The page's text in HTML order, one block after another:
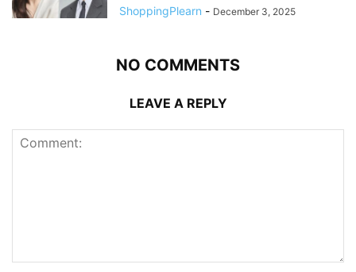
ShoppingPlearn - December 3, 2025
NO COMMENTS
LEAVE A REPLY